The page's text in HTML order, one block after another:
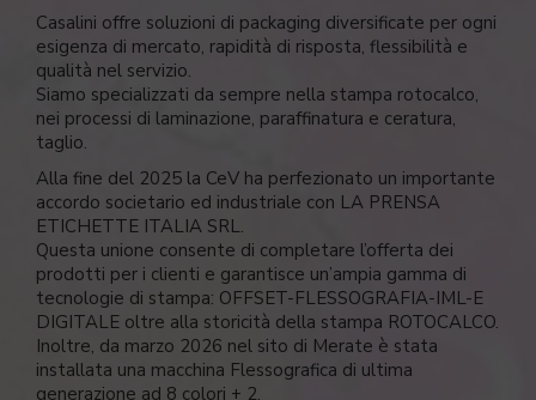
Casalini offre soluzioni di packaging diversificate per ogni
esigenza di mercato, rapidità di risposta, flessibilità e
qualità nel servizio.
Siamo specializzati da sempre nella stampa rotocalco,
nei processi di laminazione, paraffinatura e ceratura,
taglio.
Alla fine del 2025 la CeV ha perfezionato un importante
accordo societario ed industriale con LA PRENSA
ETICHETTE ITALIA SRL.
Questa unione consente di completare l’offerta dei
prodotti per i clienti e garantisce un’ampia gamma di
tecnologie di stampa: OFFSET-FLESSOGRAFIA-IML-E
DIGITALE oltre alla storicità della stampa ROTOCALCO.
Inoltre, da marzo 2026 nel sito di Merate è stata
installata una macchina Flessografica di ultima
generazione ad 8 colori + 2.